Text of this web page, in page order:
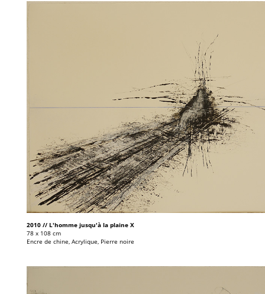
2010 // L'homme jusqu'à la plaine X
78 x 108 cm
Encre de chine, Acrylique, Pierre noire